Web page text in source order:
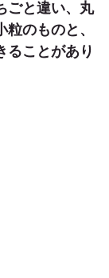
ごと違い、丸
のものと、
ることがあり